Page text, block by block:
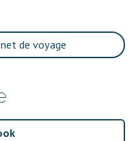
de voyage